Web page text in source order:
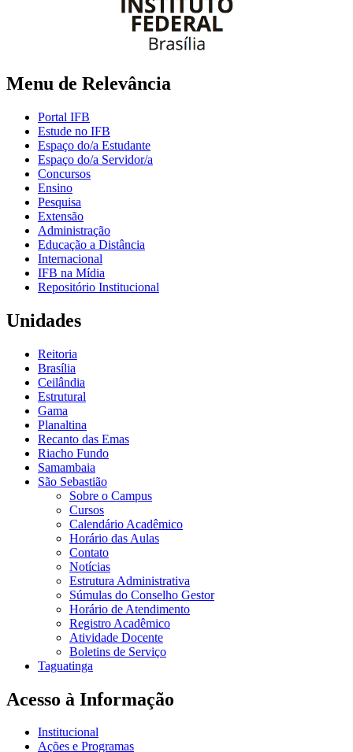
Menu de Relevância
Portal IFB
Estude no IFB
Espaço do/a Estudante
Espaço do/a Servidor/a
Concursos
Ensino
Pesquisa
Extensão
Administração
Educação a Distância
Internacional
IFB na Mídia
Repositório Institucional
Unidades
Reitoria
Brasília
Ceilândia
Estrutural
Gama
Planaltina
Recanto das Emas
Riacho Fundo
Samambaia
São Sebastião
Sobre o Campus
Cursos
Calendário Acadêmico
Horário das Aulas
Contato
Notícias
Estrutura Administrativa
Súmulas do Conselho Gestor
Horário de Atendimento
Registro Acadêmico
Atividade Docente
Boletins de Serviço
Taguatinga
Acesso à Informação
Institucional
Ações e Programas